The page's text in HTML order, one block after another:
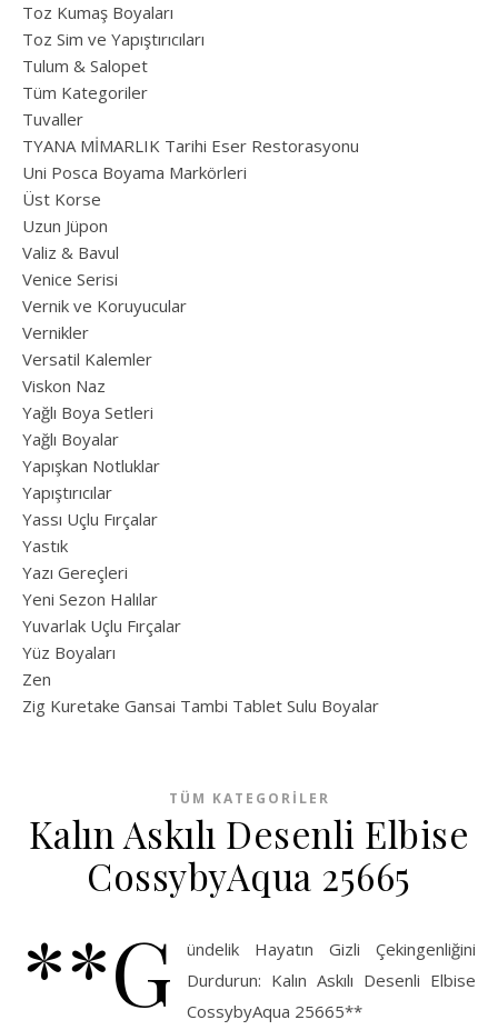
Toz Kumaş Boyaları
Toz Sim ve Yapıştırıcıları
Tulum & Salopet
Tüm Kategoriler
Tuvaller
TYANA MİMARLIK Tarihi Eser Restorasyonu
Uni Posca Boyama Markörleri
Üst Korse
Uzun Jüpon
Valiz & Bavul
Venice Serisi
Vernik ve Koruyucular
Vernikler
Versatil Kalemler
Viskon Naz
Yağlı Boya Setleri
Yağlı Boyalar
Yapışkan Notluklar
Yapıştırıcılar
Yassı Uçlu Fırçalar
Yastık
Yazı Gereçleri
Yeni Sezon Halılar
Yuvarlak Uçlu Fırçalar
Yüz Boyaları
Zen
​Zig Kuretake Gansai Tambi Tablet Sulu Boyalar
TÜM KATEGORILER
Kalın Askılı Desenli Elbise
CossybyAqua 25665
**G
ündelik Hayatın Gizli Çekingenliğini
Durdurun: Kalın Askılı Desenli Elbise
CossybyAqua 25665**